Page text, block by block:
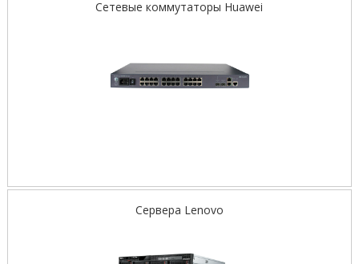
Сетевые коммутаторы Huawei
Сервера Lenovo